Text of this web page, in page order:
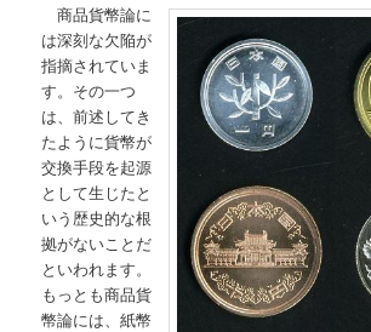
商品貨幣論に
は深刻な欠陥が
指摘されていま
す。その一つ
は、前述してき
たように貨幣が
交換手段を起源
として生じたと
いう歴史的な根
拠がないことだ
といわれます。
もっとも商品貨
幣論には、紙幣